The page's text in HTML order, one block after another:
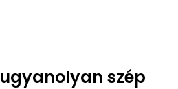
szép